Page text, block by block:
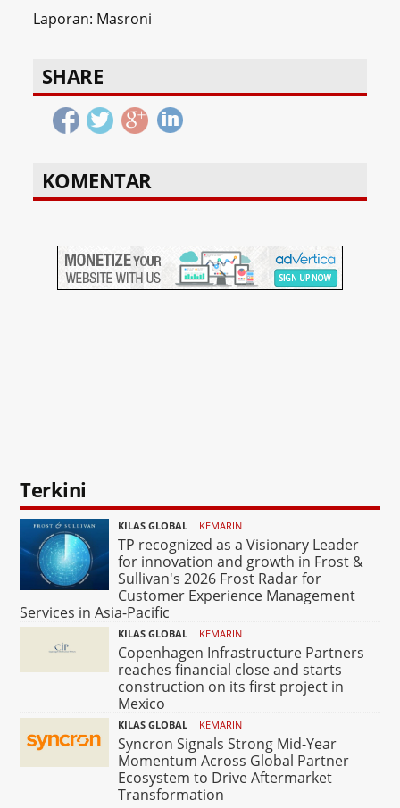
Laporan: Masroni
SHARE
KOMENTAR
Terkini
KILAS GLOBAL KEMARIN
TP recognized as a Visionary Leader
for innovation and growth in Frost &
Sullivan's 2026 Frost Radar for
Customer Experience Management
Services in Asia-Pacific
KILAS GLOBAL KEMARIN
Copenhagen Infrastructure Partners
reaches financial close and starts
construction on its first project in
Mexico
KILAS GLOBAL KEMARIN
Syncron Signals Strong Mid-Year
Momentum Across Global Partner
Ecosystem to Drive Aftermarket
Transformation